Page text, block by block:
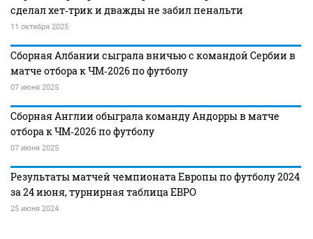
сделал хет‑трик и дважды не забил пенальти
11 октября 2025
Сборная Албании сыграла вничью с командой Сербии в
матче отбора к ЧМ‑2026 по футболу
07 июня 2025
Сборная Англии обыграла команду Андорры в матче
отбора к ЧМ‑2026 по футболу
07 июня 2025
Результаты матчей чемпионата Европы по футболу 2024
за 24 июня, турнирная таблица ЕВРО
25 июня 2024